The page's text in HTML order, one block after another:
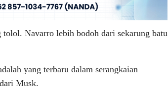
Navarro lebih bodoh dari sekarung batu
yang terbaru dalam serangkaian
Musk.